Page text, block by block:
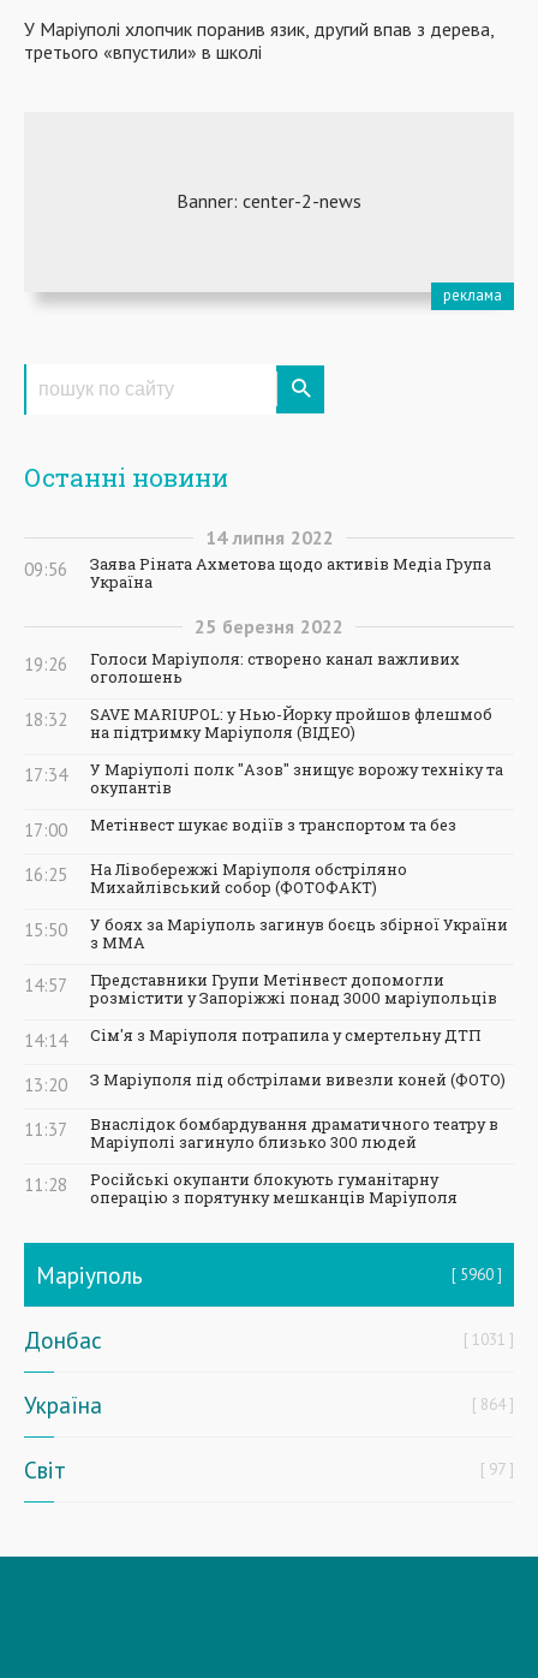
У Маріуполі хлопчик поранив язик, другий впав з дерева,
третього «впустили» в школі
Останні новини
14 липня 2022
09:56
Заява Ріната Ахметова щодо активів Медіа Група
Україна
25 березня 2022
19:26
Голоси Маріуполя: створено канал важливих
оголошень
18:32
SAVE MARIUPOL: у Нью-Йорку пройшов флешмоб
на підтримку Маріуполя (ВІДЕО)
17:34
У Маріуполі полк "Азов" знищує ворожу техніку та
окупантів
17:00 Метінвест шукає водіїв з транспортом та без
16:25
На Лівобережжі Маріуполя обстріляно
Михайлівський собор (ФОТОФАКТ)
15:50
У боях за Маріуполь загинув боєць збірної України
з ММА
14:57
Представники Групи Метінвест допомогли
розмістити у Запоріжжі понад 3000 маріупольців
14:14 Сім'я з Маріуполя потрапила у смертельну ДТП
13:20 З Маріуполя під обстрілами вивезли коней (ФОТО)
11:37
Внаслідок бомбардування драматичного театру в
Маріуполі загинуло близько 300 людей
11:28
Російські окупанти блокують гуманітарну
операцію з порятунку мешканців Маріуполя
Маріуполь 5960
Донбас 1031
Україна 864
Світ 97